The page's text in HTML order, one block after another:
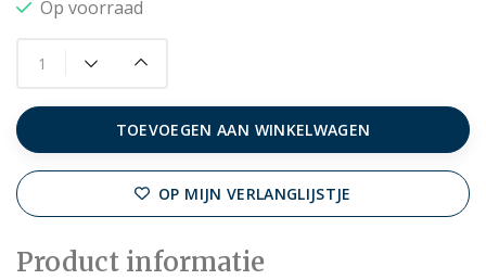
Op voorraad
TOEVOEGEN AAN WINKELWAGEN
OP MIJN VERLANGLIJSTJE
Product informatie